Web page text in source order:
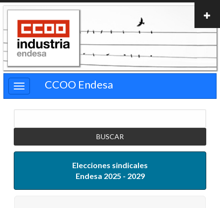
Pasar
contenido
principal
CCOO Endesa
Elecciones sindicales
Endesa 2025 - 2029